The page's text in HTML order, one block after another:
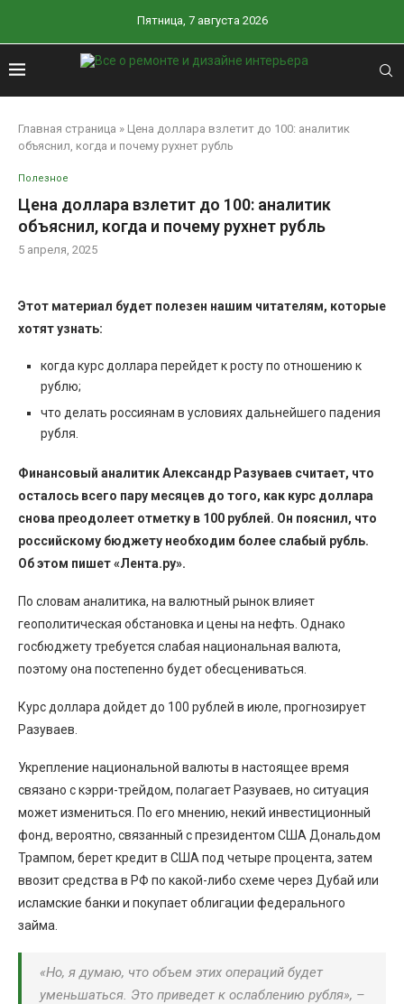
Пятница, 7 августа 2026
Главная страница » Цена доллара взлетит до 100: аналитик
объяснил, когда и почему рухнет рубль
Полезное
Цена доллара взлетит до 100: аналитик
объяснил, когда и почему рухнет рубль
5 апреля, 2025
Этот материал будет полезен нашим читателям, которые
хотят узнать:
когда курс доллара перейдет к росту по отношению к
рублю;
что делать россиянам в условиях дальнейшего падения
рубля.
Финансовый аналитик Александр Разуваев считает, что
осталось всего пару месяцев до того, как курс доллара
снова преодолеет отметку в 100 рублей. Он пояснил, что
российскому бюджету необходим более слабый рубль.
Об этом пишет «Лента.ру».
По словам аналитика, на валютный рынок влияет
геополитическая обстановка и цены на нефть. Однако
госбюджету требуется слабая национальная валюта,
поэтому она постепенно будет обесцениваться.
Курс доллара дойдет до 100 рублей в июле, прогнозирует
Разуваев.
Укрепление национальной валюты в настоящее время
связано с кэрри-трейдом, полагает Разуваев, но ситуация
может измениться. По его мнению, некий инвестиционный
фонд, вероятно, связанный с президентом США Дональдом
Трампом, берет кредит в США под четыре процента, затем
ввозит средства в РФ по какой-либо схеме через Дубай или
исламские банки и покупает облигации федерального
займа.
«Но, я думаю, что объем этих операций будет
уменьшаться. Это приведет к ослаблению рубля», –